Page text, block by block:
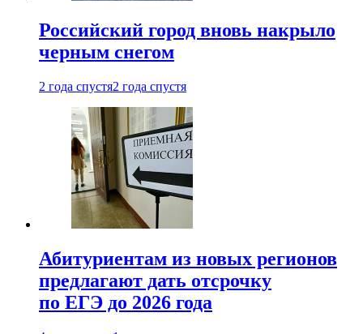
Российский город вновь накрыло
черным снегом
2 года спустя2 года спустя
Абитуриентам из новых регионов
предлагают дать отсрочку
по ЕГЭ до 2026 года